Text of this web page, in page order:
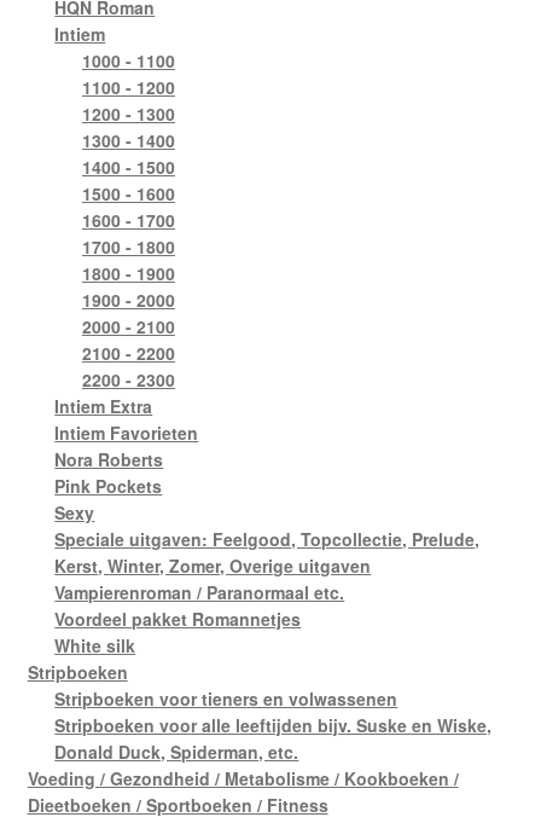
HQN Roman
Intiem
1000 - 1100
1100 - 1200
1200 - 1300
1300 - 1400
1400 - 1500
1500 - 1600
1600 - 1700
1700 - 1800
1800 - 1900
1900 - 2000
2000 - 2100
2100 - 2200
2200 - 2300
Intiem Extra
Intiem Favorieten
Nora Roberts
Pink Pockets
Sexy
Speciale uitgaven: Feelgood, Topcollectie, Prelude,
Kerst, Winter, Zomer, Overige uitgaven
Vampierenroman / Paranormaal etc.
Voordeel pakket Romannetjes
White silk
Stripboeken
Stripboeken voor tieners en volwassenen
Stripboeken voor alle leeftijden bijv. Suske en Wiske,
Donald Duck, Spiderman, etc.
Voeding / Gezondheid / Metabolisme / Kookboeken /
Dieetboeken / Sportboeken / Fitness